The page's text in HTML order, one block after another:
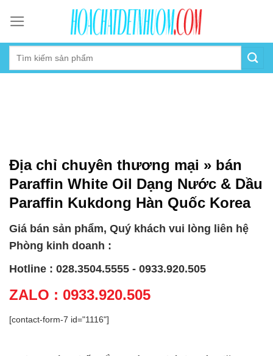
content
Địa chỉ chuyên thương mại » bán
Paraffin White Oil Dạng Nước & Dầu
Paraffin Kukdong Hàn Quốc Korea
Giá bán sản phẩm, Quý khách vui lòng liên hệ
Phòng kinh doanh :
Hotline : 028.3504.5555 - 0933.920.505
ZALO : 0933.920.505
[contact-form-7 id="1116"]